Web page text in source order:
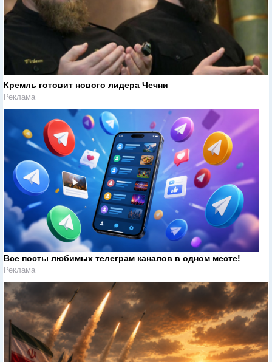
Кремль готовит нового лидера Чечни
Реклама
Все посты любимых телеграм каналов в одном месте!
Реклама